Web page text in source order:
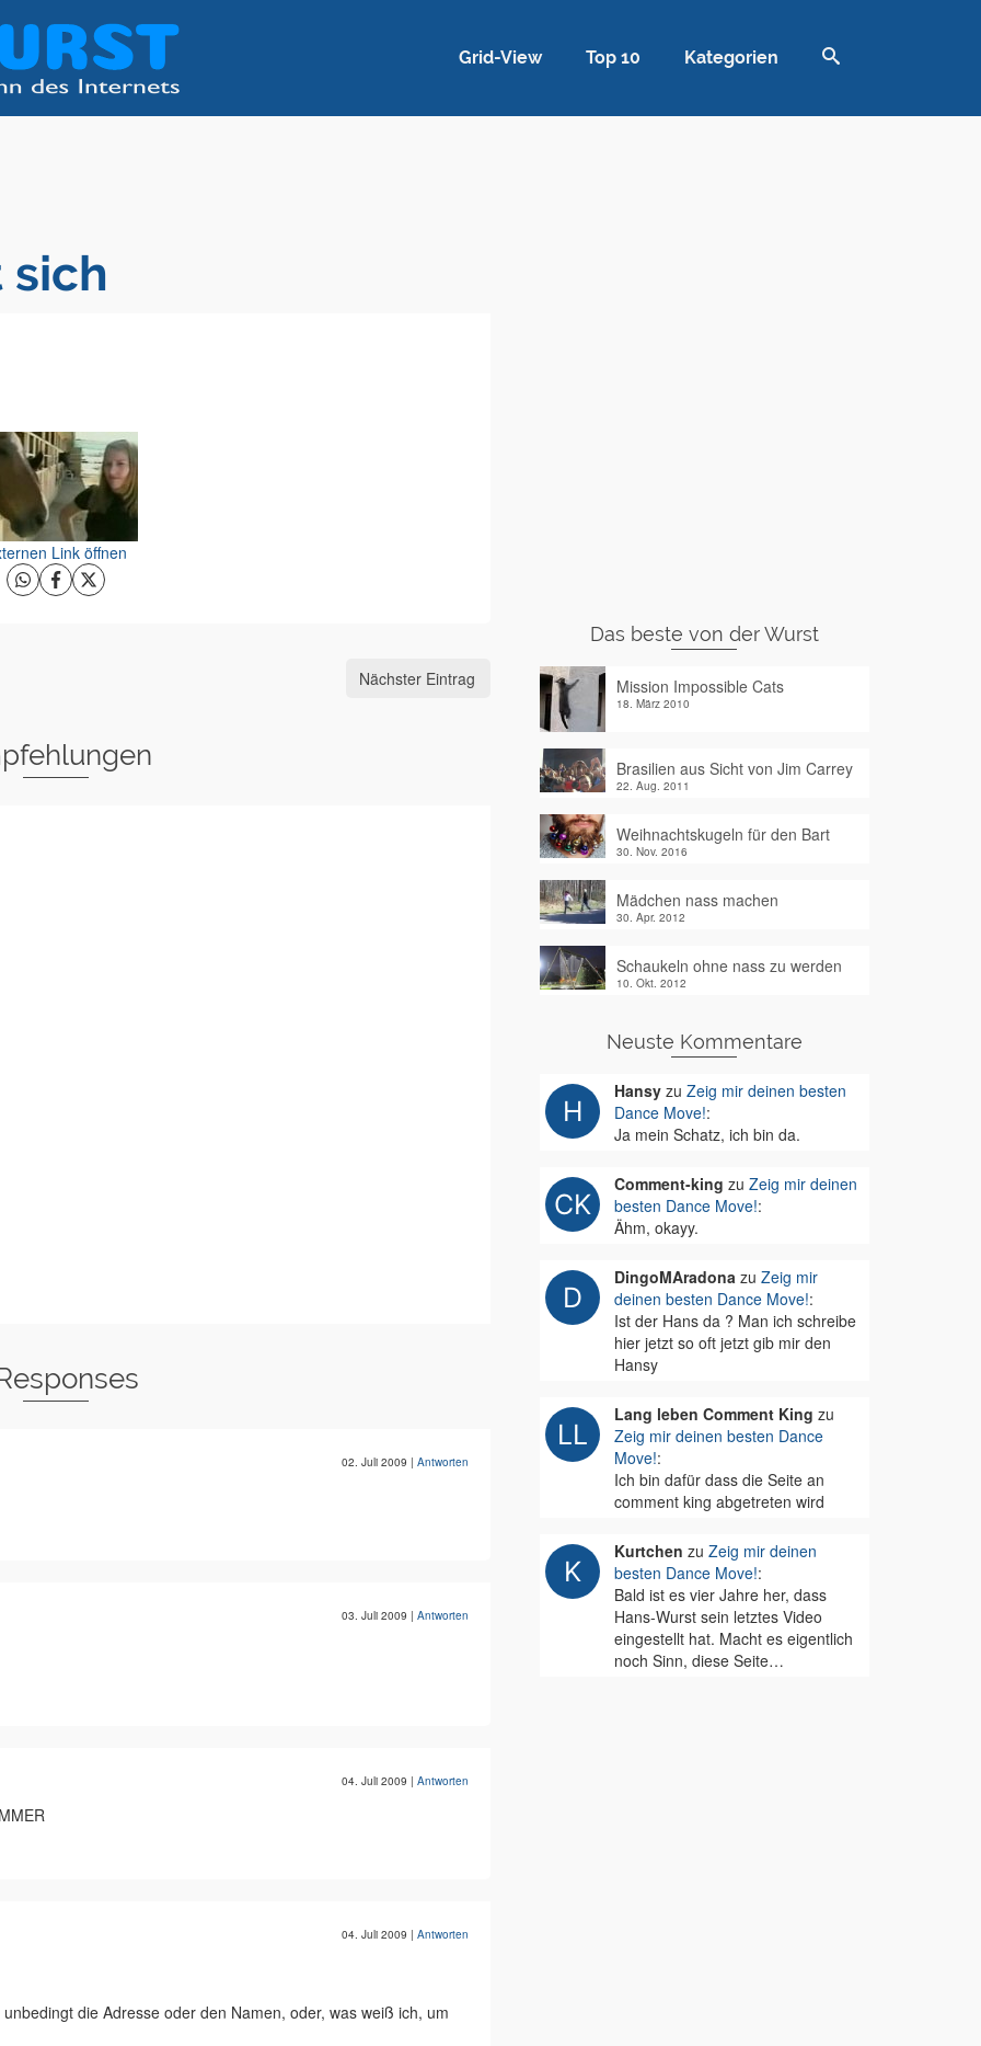
Grid-View Top 10 Kategorien
sich
Link öffnen
Nächster Eintrag
02. Juli 2009 | Antworten
03. Juli 2009 | Antworten
04. Juli 2009 | Antworten
04. Juli 2009 | Antworten
die Adresse oder den Namen, oder, was weiß ich, um
Das beste von der Wurst
Mission Impossible Cats
18. März 2010
Brasilien aus Sicht von Jim Carrey
22. Aug. 2011
Weihnachtskugeln für den Bart
30. Nov. 2016
Mädchen nass machen
30. Apr. 2012
Schaukeln ohne nass zu werden
10. Okt. 2012
Neuste Kommentare
Hansyzu Zeig mir deinen besten
Dance Move!:
Ja mein Schatz, ich bin da.
Comment-king zu Zeig mir deinen
besten Dance Move!:
Ähm, okayy.
DingoMAradonazu Zeig mir
deinen besten Dance Move!:
Ist der Hans da ? Man ich schreibe
hier jetzt so oft jetzt gib mir den
Hansy
Lang leben Comment King zu
Zeig mir deinen besten Dance
Move!:
Ich bin dafür dass die Seite an
comment king abgetreten wird
Kurtchen zu Zeig mir deinen
besten Dance Move!:
Bald ist es vier Jahre her, dass
Hans-Wurst sein letztes Video
eingestellt hat. Macht es eigentlich
noch Sinn, diese Seite…